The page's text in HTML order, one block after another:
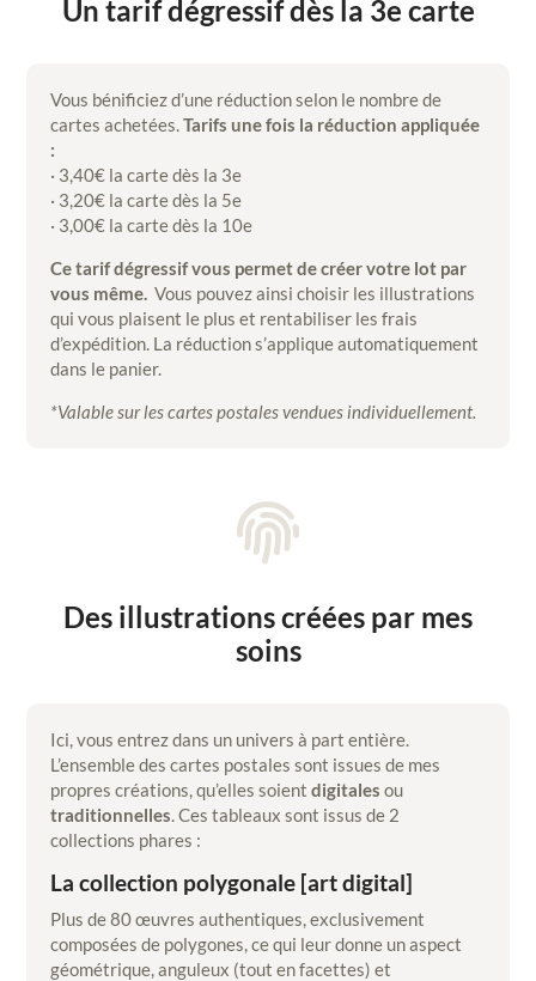
Un tarif dégressif dès la 3e carte
Vous bénificiez d’une réduction selon le nombre de
cartes achetées.Tarifs une fois la réduction appliquée
:
· 3,40€ la carte dès la 3e
· 3,20€ la carte dès la 5e
· 3,00€ la carte dès la 10e
Ce tarif dégressif vous permet de créer votre lot par
vous même. Vous pouvez ainsi choisir les illustrations
qui vous plaisent le plus et rentabiliser les frais
d’expédition. La réduction s’applique automatiquement
dans le panier.
*Valable sur les cartes postales vendues individuellement.

Des illustrations créées par mes
soins
Ici, vous entrez dans un univers à part entière.
L’ensemble des cartes postales sont issues de mes
propres créations, qu’elles soientdigitales ou
traditionnelles. Ces tableaux sont issus de 2
collections phares :
La collection polygonale [art digital]
Plus de 80 œuvres authentiques, exclusivement
composées de polygones, ce qui leur donne un aspect
géométrique, anguleux (tout en facettes) et